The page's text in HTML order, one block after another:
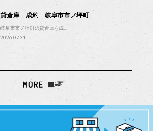
貸倉庫 成約 岐阜市市ノ坪町
岐阜市市ノ坪町の貸倉庫を成…
2026.07.31